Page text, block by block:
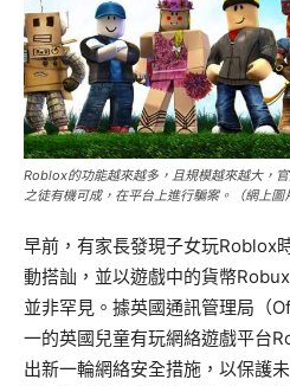
Roblox的功能越來越多，且規模越來越大，
之徒有機可成，在平台上進行騙案。（網上圖
早前，有家長發現子女玩Roblox
動搭訕，並以遊戲中的貨幣
並非罕見。據英國通訊管理局（
一的英國兒童有玩網絡遊戲平台
出新一輪網絡安全措施，以保護